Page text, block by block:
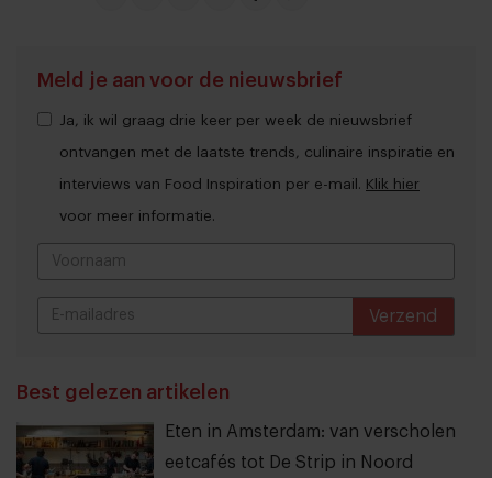
Meld je aan voor de nieuwsbrief
Ja, ik wil graag drie keer per week de nieuwsbrief
ontvangen met de laatste trends, culinaire inspiratie en
interviews van Food Inspiration per e-mail. Klik hier
voor meer informatie.
Verzend
Best gelezen artikelen
Eten in Amsterdam: van verscholen
eetcafés tot De Strip in Noord